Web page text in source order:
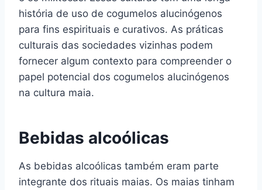
história de uso de cogumelos alucinógenos
para fins espirituais e curativos. As práticas
culturais das sociedades vizinhas podem
fornecer algum contexto para compreender o
papel potencial dos cogumelos alucinógenos
na cultura maia.
Bebidas alcoólicas
As bebidas alcoólicas também eram parte
integrante dos rituais maias. Os maias tinham